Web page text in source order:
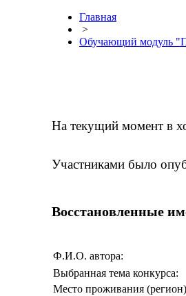
Главная
>
Обучающий модуль
На текущий момент в
Участниками было
Восстановленные
Ф.И.О. автора:
Выбранная тема конкурса:
Место проживания